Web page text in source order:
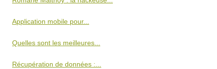
Application mobile pour...
Quelles sont les meilleures...
Récupération de données :...